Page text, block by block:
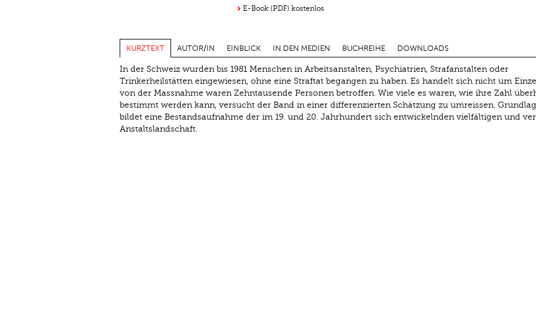
E-Book (PDF) kostenlos
KURZTEXT AUTOR/IN EINBLICK IN DEN MEDIEN BUCHREIHE DOWNLOADS
In der Schweiz wurden bis 1981 Menschen in Arbeitsanstalten, Psychiatrien, Strafanstalten oder
Trinkerheilstätten eingewiesen, ohne eine Straftat begangen zu haben. Es handelt sich nicht um
von der Massnahme waren Zehntausende Personen betroffen. Wie viele es waren, wie ihre Zahl
bestimmt werden kann, versucht der Band in einer differenzierten Schätzung zu umreissen.
bildet eine Bestandsaufnahme der im 19. und 20. Jahrhundert sich entwickelnden vielfältigen und
Anstaltslandschaft.